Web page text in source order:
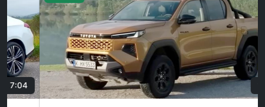
17:05